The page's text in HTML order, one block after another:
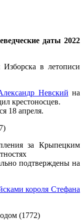
даты 2022
в летописи
Невский на
крестоносцев.
18 апреля.
за Крыпецким
подтверждены на
короля Стефана
(1772)